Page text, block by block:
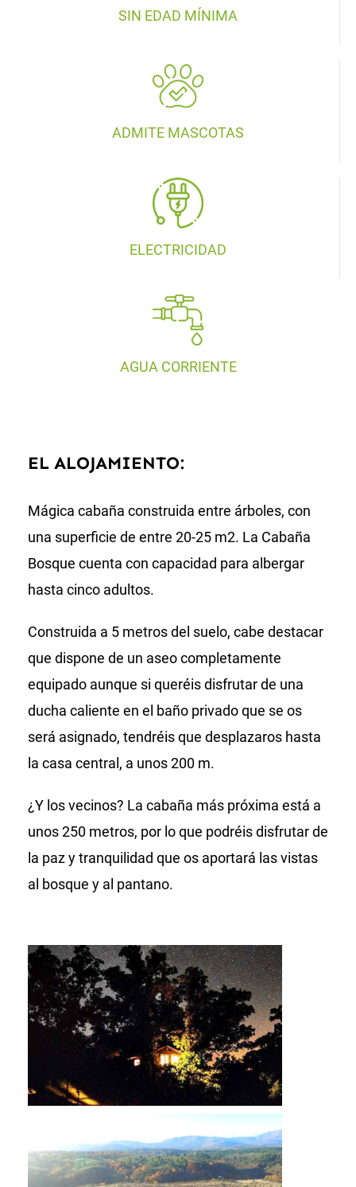
SIN EDAD MÍNIMA
ADMITE MASCOTAS
ELECTRICIDAD
AGUA CORRIENTE
EL ALOJAMIENTO:
Mágica cabaña construida entre árboles, con
una superficie de entre 20-25 m2. La Cabaña
Bosque cuenta con capacidad para albergar
hasta cinco adultos.
Construida a 5 metros del suelo, cabe destacar
que dispone de un aseo completamente
equipado aunque si queréis disfrutar de una
ducha caliente en el baño privado que se os
será asignado, tendréis que desplazaros hasta
la casa central, a unos 200 m.
¿Y los vecinos? La cabaña más próxima está a
unos 250 metros, por lo que podréis disfrutar de
la paz y tranquilidad que os aportará las vistas
al bosque y al pantano.